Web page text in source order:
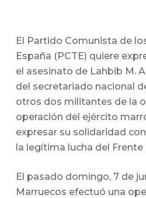
El Partido Comunista de
España (PCTE) quiere
el asesinato de Lahbib M.
del secretariado nacional
otros dos militantes de la
operación del ejército
expresar su solidaridad
la legítima lucha del Frente
El pasado domingo, 7 de
Marruecos efectuó una